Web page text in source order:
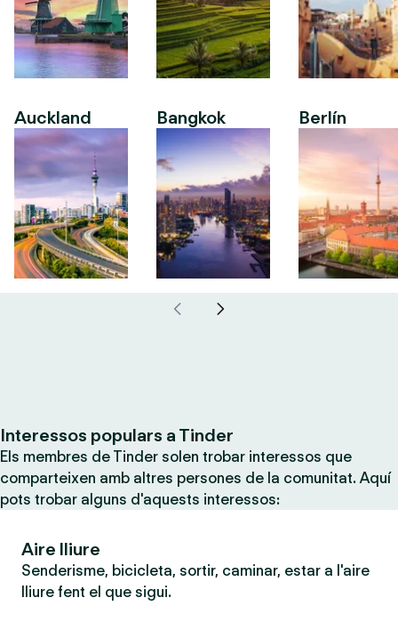
Auckland Bangkok Berlín
Interessos populars a Tinder
Els membres de Tinder solen trobar interessos que
comparteixen amb altres persones de la comunitat. Aquí
pots trobar alguns d'aquests interessos:
Aire lliure
Senderisme, bicicleta, sortir, caminar, estar a l'aire
lliure fent el que sigui.